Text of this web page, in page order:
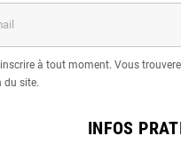
à tout moment. Vous
du site.
INFOS